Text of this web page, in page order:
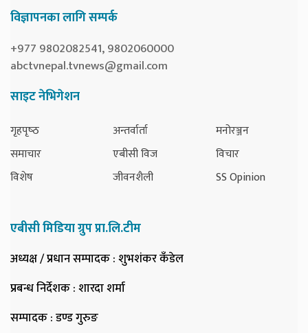
विज्ञापनका लागि सम्पर्क
+977 9802082541, 9802060000
abctvnepal.tvnews@gmail.com
साइट नेभिगेशन
गृहपृष्‍ठ
समाचार
विशेष
अन्तर्वार्ता
एबीसी विज
जीवनशैली
मनोरञ्जन
विचार
SS Opinion
एबीसी मिडिया ग्रुप प्रा.लि.टीम
अध्यक्ष / प्रधान सम्पादक: शुभशंकर कँडेल
प्रबन्ध निर्देशक: शारदा शर्मा
सम्पादक: डण्ड गुरुङ